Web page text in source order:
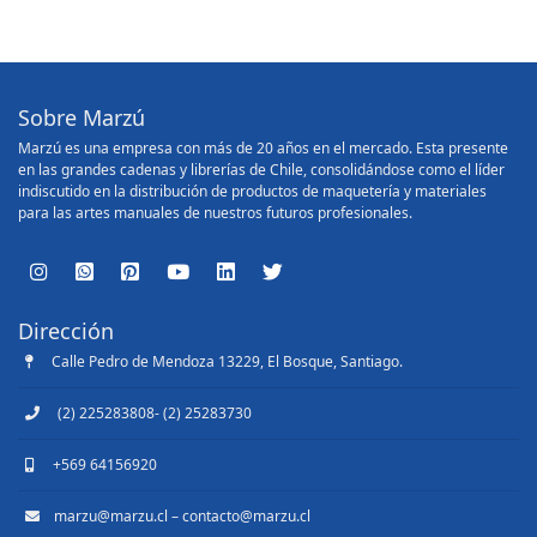
Sobre Marzú
Marzú es una empresa con más de 20 años en el mercado. Esta presente
en las grandes cadenas y librerías de Chile, consolidándose como el líder
indiscutido en la distribución de productos de maquetería y materiales
para las artes manuales de nuestros futuros profesionales.
Dirección
Calle Pedro de Mendoza 13229, El Bosque, Santiago.
(2) 225283808- (2) 25283730
+569 64156920
marzu@marzu.cl – contacto@marzu.cl